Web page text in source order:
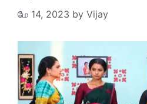
மே 14, 2023 by Vijay